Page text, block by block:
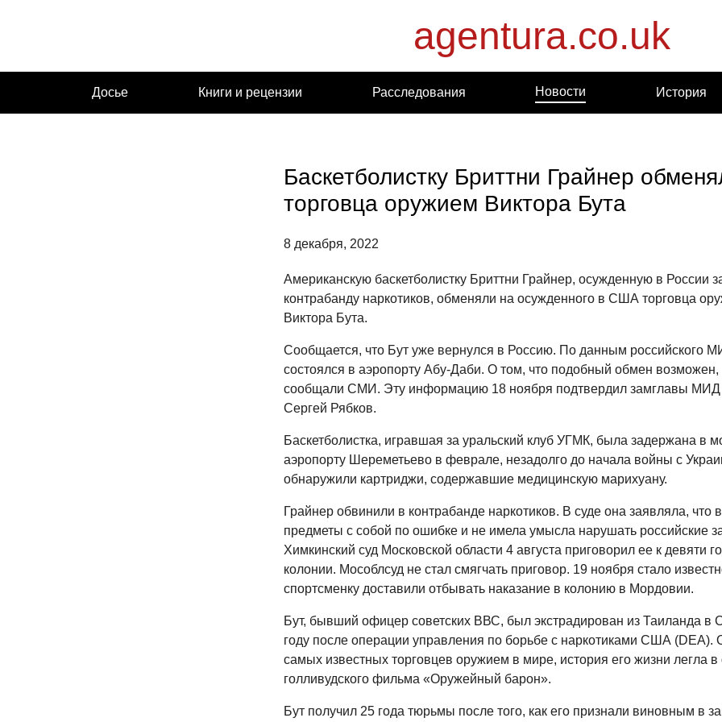
agentura.co.uk
Досье Книги и рецензии Расследования Новости История
Баскетболистку Бриттни Грайнер
торговца оружием Виктора Бута
8 декабря, 2022
Американскую баскетболистку Бриттни Грайнер, осужденную в России
контрабанду наркотиков, обменяли на осужденного в США торговца
Виктора Бута.
Сообщается, что Бут уже вернулся в Россию. По данным российского
состоялся в аэропорту Абу-Даби. О том, что подобный обмен возможен,
сообщали СМИ. Эту информацию 18 ноября подтвердил замглавы МИД
Сергей Рябков.
Баскетболистка, игравшая за уральский клуб УГМК, была задержана в
аэропорту Шереметьево в феврале, незадолго до начала войны с
обнаружили картриджи, содержавшие медицинскую марихуану.
Грайнер обвинили в контрабанде наркотиков. В суде она заявляла, что
предметы с собой по ошибке и не имела умысла нарушать российские
Химкинский суд Московской области 4 августа приговорил ее к девяти
колонии. Мособлсуд не стал смягчать приговор. 19 ноября стало
спортсменку доставили отбывать наказание в колонию в Мордовии.
Бут, бывший офицер советских ВВС, был экстрадирован из Таиланда
году после операции управления по борьбе с наркотиками США (DEA).
самых известных торговцев оружием в мире, история его жизни легла в
голливудского фильма «Оружейный барон».
Бут получил 25 года тюрьмы после того, как его признали виновным в